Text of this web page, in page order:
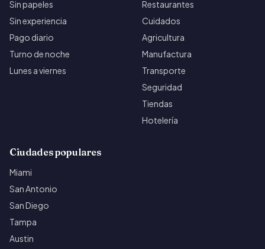
Sin papeles
Sin experiencia
Pago diario
Turno de noche
Lunes a viernes
Restaurantes
Cuidados
Agricultura
Manufactura
Transporte
Seguridad
Tiendas
Hotelería
Ciudades populares
Miami
San Antonio
San Diego
Tampa
Austin